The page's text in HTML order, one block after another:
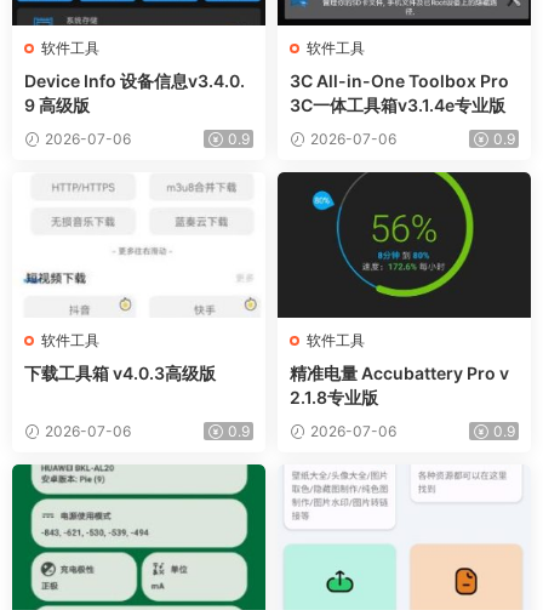
软件工具
Device Info 设备信息v3.4.0.
9 高级版
2026-07-06 0.9
软件工具
3C All-in-One Toolbox Pro
3C一体工具箱v3.1.4e专业版
2026-07-06 0.9
软件工具
下载工具箱 v4.0.3高级版
2026-07-06 0.9
软件工具
精准电量 Accubattery Pro v
2.1.8专业版
2026-07-06 0.9